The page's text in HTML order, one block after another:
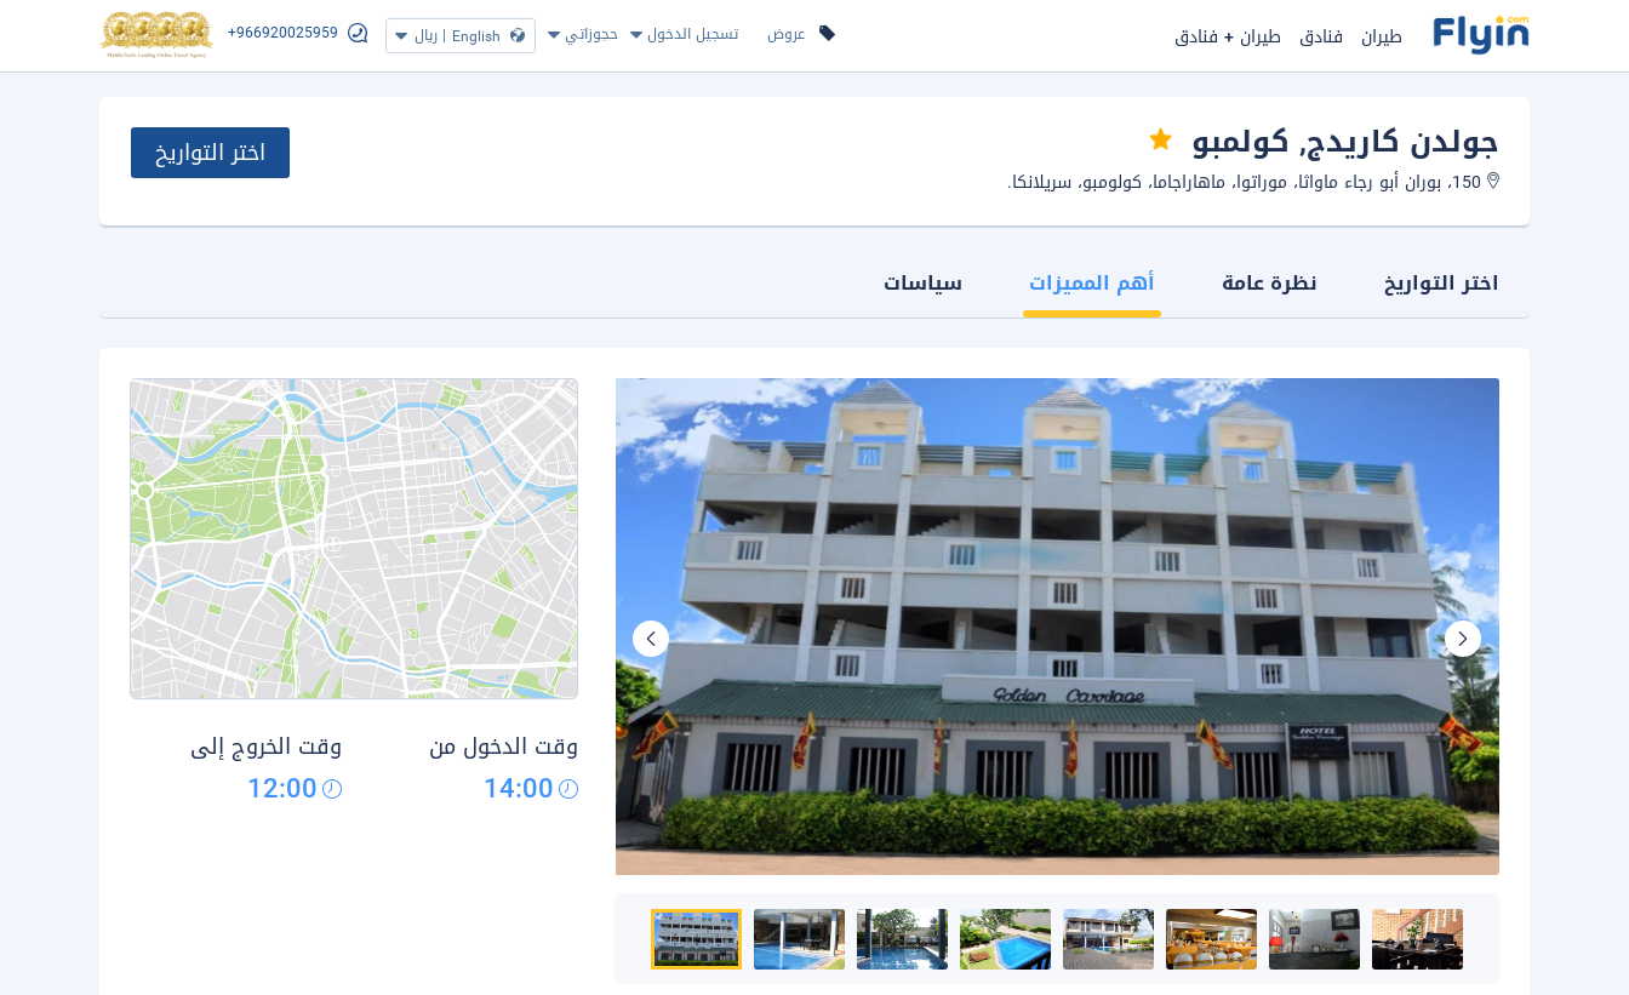
عروض تسجيل الدخول حجوزاتي English
| ريال +966920025959 طيران فنادق طيران + فنادق
جولدن كاريدج, كولمبو اختر التواريخ
اختر التواريخ نظرة عامة أهم المميزات سياسات
وقت الدخول من
14:00
وقت الخروج إلى
12:00